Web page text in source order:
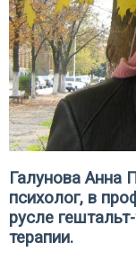
Галунова Анна
психолог, в
русле
терапии.